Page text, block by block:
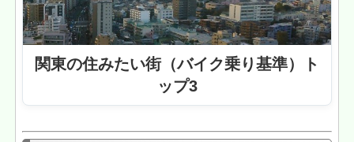
関東の住みたい街（バイク乗り基準）ト
ップ3